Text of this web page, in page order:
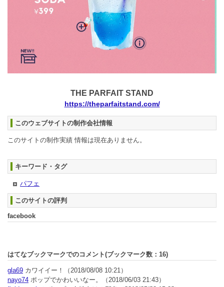
THE PARFAIT STAND
https://theparfaitstand.com/
このウェブサイトの制作会社情報
このサイトの制作実績 情報は現在ありません。
キーワード・タグ
パフェ
このサイトの評判
facebook
はてなブックマークでのコメント(ブックマーク数： 16)
gla69 カワイイー！
（2018/08/08 10:21）
nayo74 ポップでかわいいなー。
（2018/06/03 21:43）